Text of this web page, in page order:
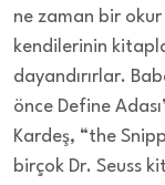
ne zaman bir
kendilerinin
dayandırırlar.
önce Define
Kardeş, “the
birçok Dr. Seuss